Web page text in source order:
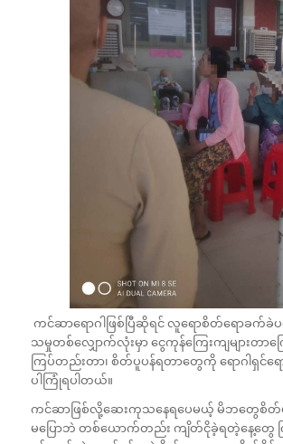
ကင်ဆာရောဂါဖြစ်ပြီဆိုရင် လူရောစိတ်ရောခက်ခဲ
သမှုတစ်လျှောက်လုံးမှာ ငွေကုန်ကြေးကျများတာကြ
ကြပ်တည်းတာ၊ စိတ်ပူပန်ရတာတွေကို ရောဂါရှင်ရေ
ပါကြုံရပါတယ်။
ကင်ဆာဖြစ်လို့ဆေးကုသနေရပေမယ့် မိဘတွေစိတ်ပူ
မပြောဘဲ တစ်ယောက်တည်း ကျိတ်ငိုခဲ့ရတဲ့နေ့တွေ